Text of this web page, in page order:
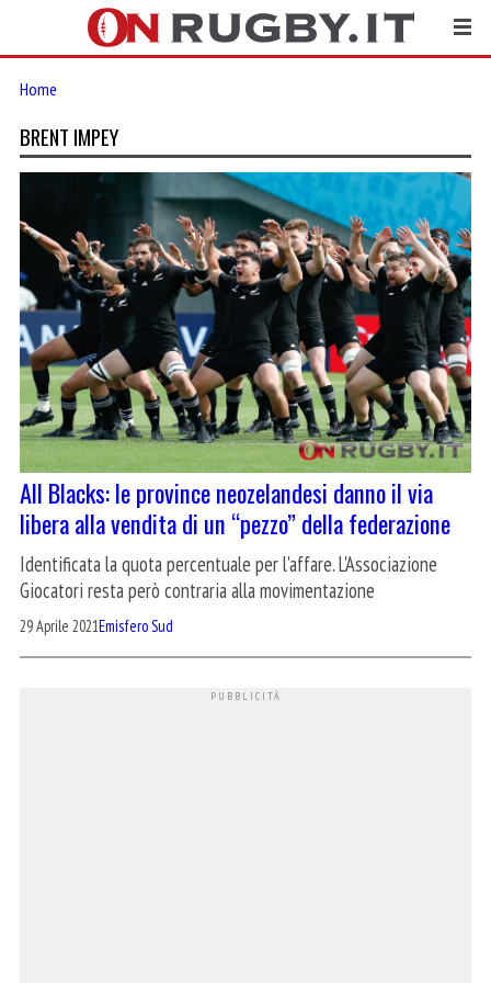
Home
BRENT IMPEY
All Blacks: le province neozelandesi danno il via
libera alla vendita di un “pezzo” della federazione
Identificata la quota percentuale per l'affare. L'Associazione
Giocatori resta però contraria alla movimentazione
29 Aprile 2021Emisfero Sud